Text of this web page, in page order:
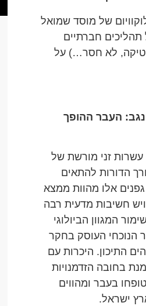
של מוסד שמואל
חברתיים
לא חסר…) על
העבר ההופך
עשרות זני מורשת של
הדורות להתאים
אלו מהוות ממצא
ויש חשיבות מדעית רבה
המגוון הביולוגי
הנוכחי העוסק בחקר
התיכון. היכרות עם
בחובה הזדמנויות
בעבר ומהווים
ישראל.